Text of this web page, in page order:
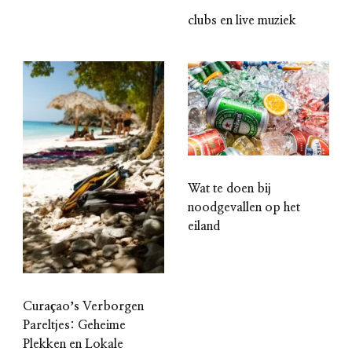
clubs en live muziek
Curaçaoʼs Verborgen
Pareltjes: Geheime
Plekken en Lokale
Wat te doen bij
noodgevallen op het
eiland